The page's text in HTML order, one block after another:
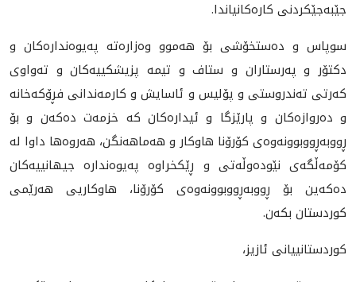
جێبەجێکردنی کارەکانیاندا.
سوپاس و ده‌ستخۆشى بۆ هه‌موو وه‌زاره‌ته‌ په‌يوه‌نداره‌كان و
دكتۆر و په‌رستاران و ستاف و تيمه‌ پزيشكييه‌كان و ته‌واوى
كه‌رتى ته‌ندروستى و پۆليس و ئاسايش و كارمه‌ندانى فڕۆكه‌خانه‌
و ده‌روازه‌كان و پارێزگا و ئيداره‌كان كه‌ خزمه‌ت ده‌كه‌ن و بۆ
ڕووبه‌ڕووبوونه‌وه‌ى كۆرۆنا هاوكار و هه‌ماهه‌نگن، هه‌روه‌ها داوا له‌
كۆمه‌ڵگه‌ى نێوده‌وڵه‌تى و ڕێكخراوه په‌يوه‌نداره‌ جيهانييه‌كان
ده‌كه‌ين بۆ ڕووبه‌ڕووبوونه‌وه‌ى كۆرۆنا، هاوكاريى هه‌رێمى
كوردستان بكه‌ن.
کوردستانیيانی ئازیز،